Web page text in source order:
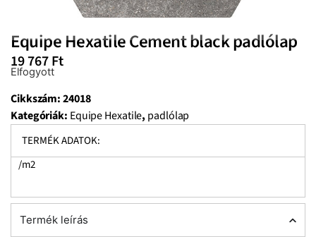
Equipe Hexatile Cement black padlólap
19 767Ft
Elfogyott
Cikkszám:24018
Kategóriák: Equipe Hexatile, padlólap
TERMÉK ADATOK:
/m2
Termék leírás